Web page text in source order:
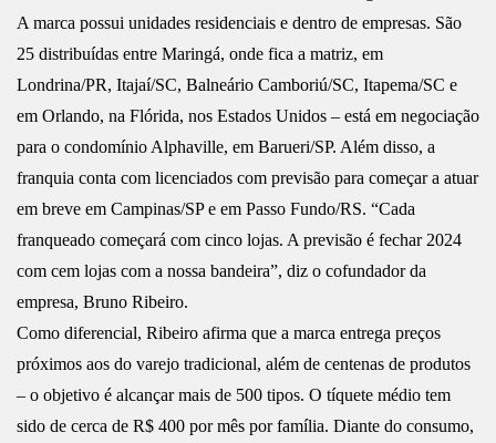
A marca possui unidades residenciais e dentro de empresas. São
25 distribuídas entre Maringá, onde fica a matriz, em
Londrina/PR, Itajaí/SC, Balneário Camboriú/SC, Itapema/SC e
em Orlando, na Flórida, nos Estados Unidos – está em negociação
para o condomínio Alphaville, em Barueri/SP. Além disso, a
franquia conta com licenciados com previsão para começar a atuar
em breve em Campinas/SP e em Passo Fundo/RS. “Cada
franqueado começará com cinco lojas. A previsão é fechar 2024
com cem lojas com a nossa bandeira”, diz o cofundador da
empresa, Bruno Ribeiro.
Como diferencial, Ribeiro afirma que a marca entrega preços
próximos aos do varejo tradicional, além de centenas de produtos
– o objetivo é alcançar mais de 500 tipos. O tíquete médio tem
sido de cerca de R$ 400 por mês por família. Diante do consumo,